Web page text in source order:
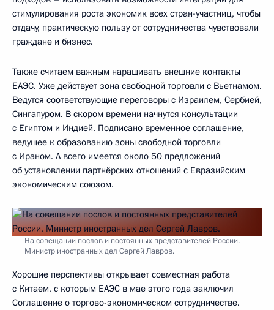
стимулирования роста экономик всех стран-участниц, чтобы
отдачу, практическую пользу от сотрудничества чувствовали
граждане и бизнес.
Также считаем важным наращивать внешние контакты
ЕАЭС. Уже действует зона свободной торговли с Вьетнамом.
Ведутся соответствующие переговоры с Израилем, Сербией,
Сингапуром. В скором времени начнутся консультации
с Египтом и Индией. Подписано временное соглашение,
ведущее к образованию зоны свободной торговли
с Ираном. А всего имеется около 50 предложений
об установлении партнёрских отношений с Евразийским
экономическим союзом.
На совещании послов и постоянных представителей России.
Министр иностранных дел Сергей Лавров.
Хорошие перспективы открывает совместная работа
с Китаем, с которым ЕАЭС в мае этого года заключил
Соглашение о торгово-экономическом сотрудничестве.